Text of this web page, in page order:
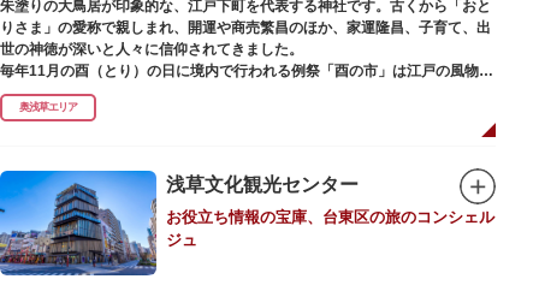
朱塗りの大鳥居が印象的な、江戸下町を代表する神社です。古くから「おと
りさま」の愛称で親しまれ、開運や商売繁昌のほか、家運隆昌、子育て、出
世の神徳が深いと人々に信仰されてきました。
毎年11月の酉（とり）の日に境内で行われる例祭「酉の市」は江戸の風物詩
として有名。福をかきこむと言われる熊手をはじめ八ツ頭芋、お多福の面な
ど、色とりどりの縁起物を買い求める人たちで賑わいます。樋口一葉の代表
なでる場所によって異なるご利益を授かるといわれる「なでおかめ」も人
気。ふっくらとした優しい顔立ちのおかめは「お多福」とも言われ、福が多
く幸せを招く女性の象徴という事から長年親しまれる縁起物です。
奥浅草エリア
浅草文化観光センター
お役立ち情報の宝庫、台東区の旅のコンシェル
ジュ